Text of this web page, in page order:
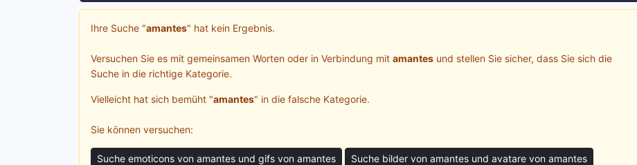
Ihre Suche "amantes" hat kein Ergebnis.
Versuchen Sie es mit gemeinsamen Worten oder in Verbindung mit amantes und stellen Sie sicher, dass Sie sich die
Suche in die richtige Kategorie.
Vielleicht hat sich bemüht "amantes" in die falsche Kategorie.
Sie können versuchen:
Suche emoticons von amantes und gifs von amantes Suche bilder von amantes und avatare von amantes